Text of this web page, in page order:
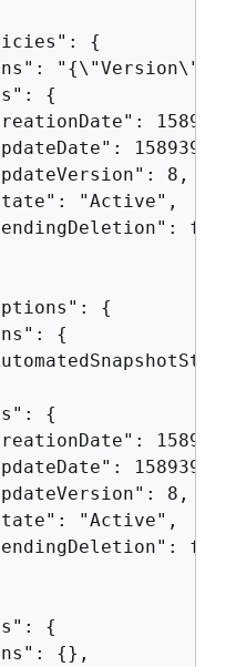
{
"
{
{
8,
"Active",
{
{
{
8,
"Active",
{
{},